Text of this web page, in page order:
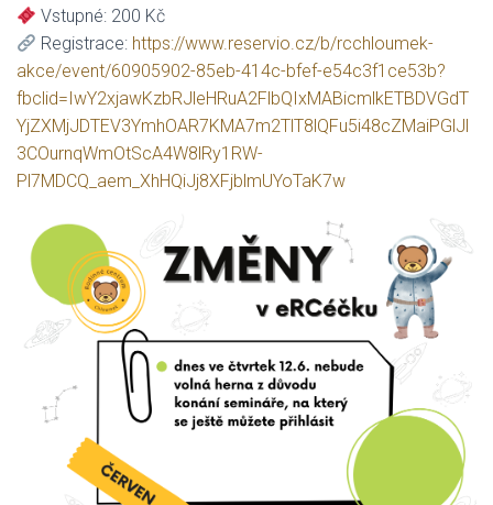
Vstupné: 200 Kč
Registrace: https://www.reservio.cz/b/rcchloumek-
akce/event/60905902-85eb-414c-bfef-e54c3f1ce53b?
fbclid=IwY2xjawKzbRJleHRuA2FlbQIxMABicmlkETBDVGdT
YjZXMjJDTEV3YmhOAR7KMA7m2TlT8lQFu5i48cZMaiPGlJl
3COurnqWmOtScA4W8lRy1RW-
Pl7MDCQ_aem_XhHQiJj8XFjblmUYoTaK7w